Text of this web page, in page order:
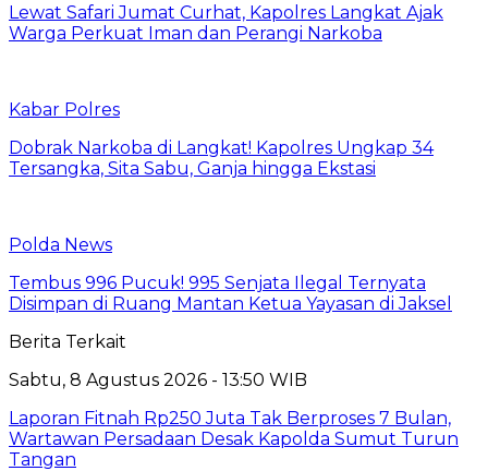
Lewat Safari Jumat Curhat, Kapolres Langkat Ajak
Warga Perkuat Iman dan Perangi Narkoba
Kabar Polres
Dobrak Narkoba di Langkat! Kapolres Ungkap 34
Tersangka, Sita Sabu, Ganja hingga Ekstasi
Polda News
Tembus 996 Pucuk! 995 Senjata Ilegal Ternyata
Disimpan di Ruang Mantan Ketua Yayasan di Jaksel
Berita Terkait
Sabtu, 8 Agustus 2026 - 13:50 WIB
Laporan Fitnah Rp250 Juta Tak Berproses 7 Bulan,
Wartawan Persadaan Desak Kapolda Sumut Turun
Tangan